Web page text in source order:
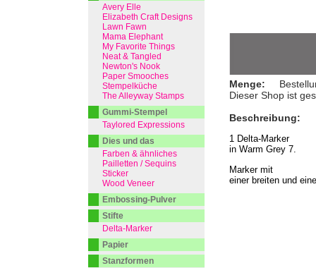
Menge:
Dieser Shop ist
Beschreibung:
1 Delta-Marker
in Warm Grey 7.
Marker mit
einer breiten und
Avery Elle
Elizabeth Craft Designs
Lawn Fawn
Mama Elephant
My Favorite Things
Neat & Tangled
Newton's Nook
Paper Smooches
Stempelküche
The Alleyway Stamps
Gummi-Stempel
Taylored Expressions
Dies und das
Farben & ähnliches
Pailletten / Sequins
Sticker
Wood Veneer
Embossing-Pulver
Stifte
Delta-Marker
Papier
Stanzformen